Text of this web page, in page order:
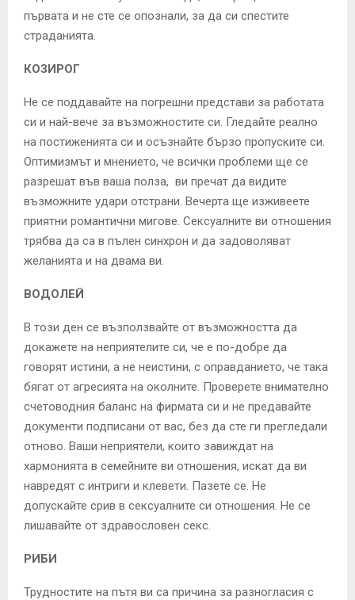
първата и не сте се опознали, за да си спестите
страданията.
КОЗИРОГ
Не се поддавайте на погрешни представи за работата
си и най-вече за възможностите си. Гледайте реално
на постиженията си и осъзнайте бързо пропуските си.
Оптимизмът и мнението, че всички проблеми ще се
разрешат във ваша полза, ви пречат да видите
възможните удари отстрани. Вечерта ще изживеете
приятни романтични мигове. Сексуалните ви отношения
трябва да са в пълен синхрон и да задоволяват
желанията и на двама ви.
ВОДОЛЕЙ
В този ден се възползвайте от възможността да
докажете на неприятелите си, че е по-добре да
говорят истини, а не неистини, с оправданието, че така
бягат от агресията на околните. Проверете внимателно
счетоводния баланс на фирмата си и не предавайте
документи подписани от вас, без да сте ги прегледали
отново. Ваши неприятели, които завиждат на
хармонията в семейните ви отношения, искат да ви
навредят с интриги и клевети. Пазете се. Не
допускайте срив в сексуалните си отношения. Не се
лишавайте от здравословен секс.
РИБИ
Трудностите на пътя ви са причина за разногласия с